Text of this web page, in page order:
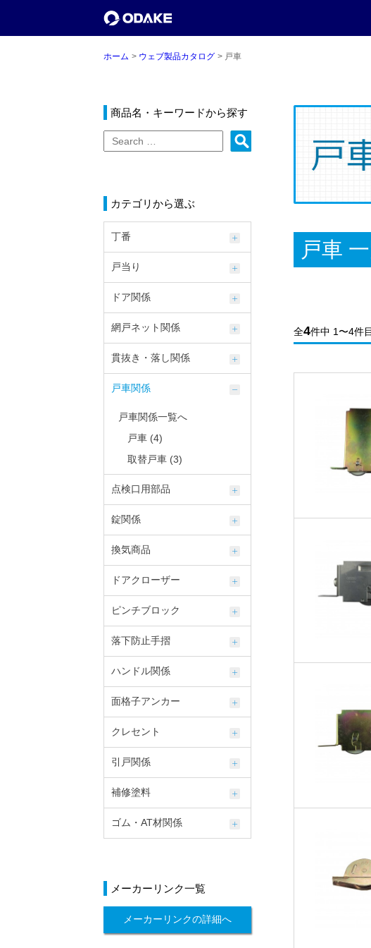
ホーム ウェブ製品カタログ 戸車
戸車
全4件中 1〜4件
商品名・キーワードから探す
カテゴリから選ぶ
丁番
戸当り
ドア関係
網戸ネット関係
貫抜き・落し関係
戸車関係
戸車関係一覧へ
戸車 (4)
取替戸車 (3)
点検口用部品
錠関係
換気商品
ドアクローザー
ピンチブロック
落下防止手摺
ハンドル関係
面格子アンカー
クレセント
引戸関係
補修塗料
ゴム・AT材関係
メーカーリンク一覧
メーカーリンクの詳細へ